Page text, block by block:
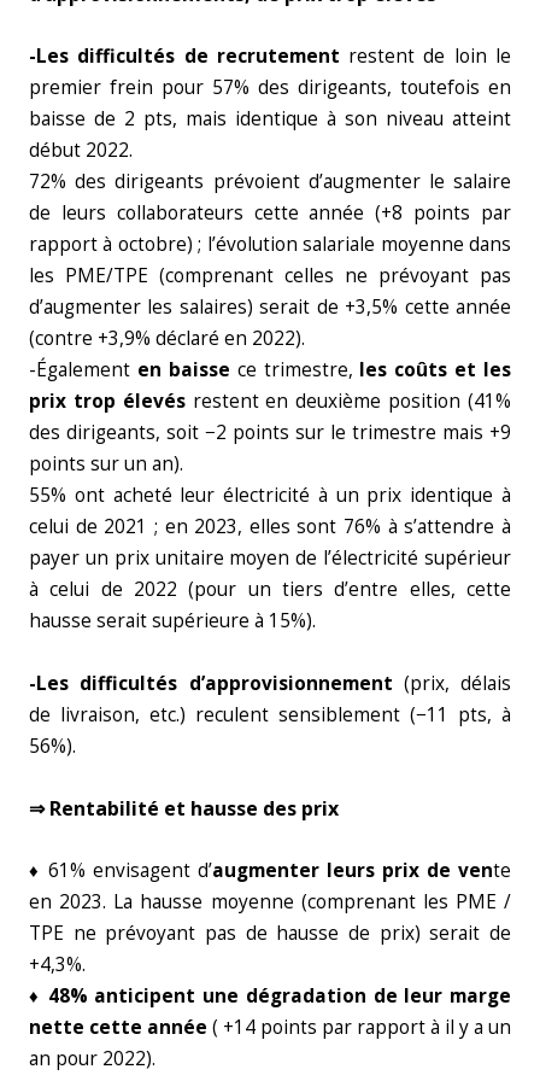
-Les difficultés de recrutement restent de loin le
premier frein pour 57% des dirigeants, toutefois en
baisse de 2 pts, mais identique à son niveau atteint
début 2022.
72% des dirigeants prévoient d’augmenter le salaire
de leurs collaborateurs cette année (+8 points par
rapport à octobre) ; l’évolution salariale moyenne dans
les PME/TPE (comprenant celles ne prévoyant pas
d’augmenter les salaires) serait de +3,5% cette année
(contre +3,9% déclaré en 2022).
-Également en baisse ce trimestre, les coûts et les
prix trop élevésrestent en deuxième position (41%
des dirigeants, soit −2 points sur le trimestre mais +9
points sur un an).
55% ont acheté leur électricité à un prix identique à
celui de 2021 ; en 2023, elles sont 76% à s’attendre à
payer un prix unitaire moyen de l’électricité supérieur
à celui de 2022 (pour un tiers d’entre elles, cette
hausse serait supérieure à 15%).
-Les difficultés d’approvisionnement (prix, délais
de livraison, etc.) reculent sensiblement (−11 pts, à
56%).
⇒ Rentabilité et hausse des prix
♦ 61% envisagent d’augmenter leurs prix de vente
en 2023. La hausse moyenne (comprenant les PME /
TPE ne prévoyant pas de hausse de prix) serait de
+4,3%.
♦ 48% anticipent une dégradation de leur marge
nette cette année ( +14 points par rapport à il y a un
an pour 2022).